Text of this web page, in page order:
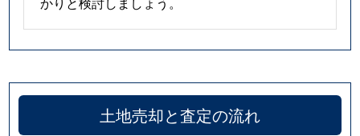
土地売却と査定の流れ